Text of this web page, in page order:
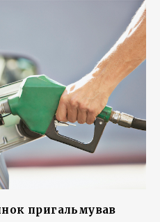
пригальмував